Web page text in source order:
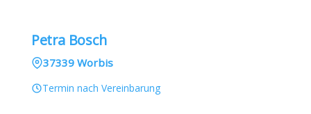
Petra Bosch
37339 Worbis
Termin nach Vereinbarung